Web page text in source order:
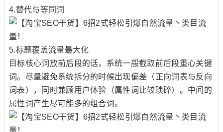
4.替代与等同词
5.标题覆盖流量最大化
目标核心词放前后段的话，系统一般截取前后段重心关键
词。尽量避免系统拆分的时候出现偏差（正向词表与反向
词表），同时兼顾用户体验（属性词比较琐碎）。中间的
属性词产生尽可能多的组合词。